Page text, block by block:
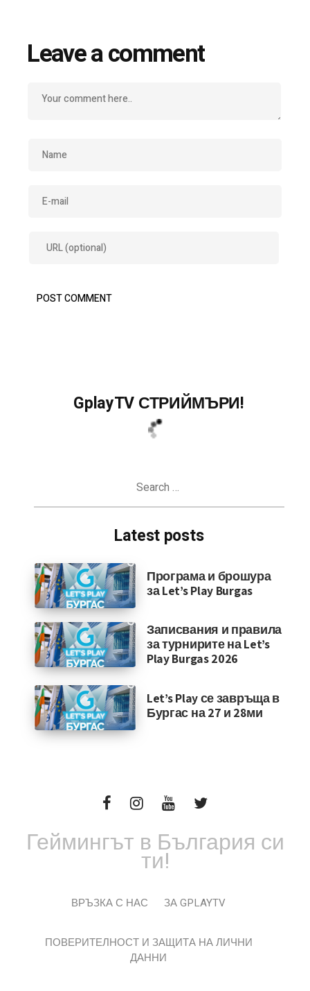
Leave a comment
GplayTV СТРИЙМЪРИ!
Latest posts
Програма и брошура
за Let’s Play Burgas
Записвания и правила
за турнирите на Let’s
Play Burgas 2026
Let’s Play се завръща в
Бургас на 27 и 28ми
Геймингът в България си
ти!
ВРЪЗКА С НАС ЗА GPLAYTV
ПОВЕРИТЕЛНОСТ И ЗАЩИТА НА ЛИЧНИ
ДАННИ